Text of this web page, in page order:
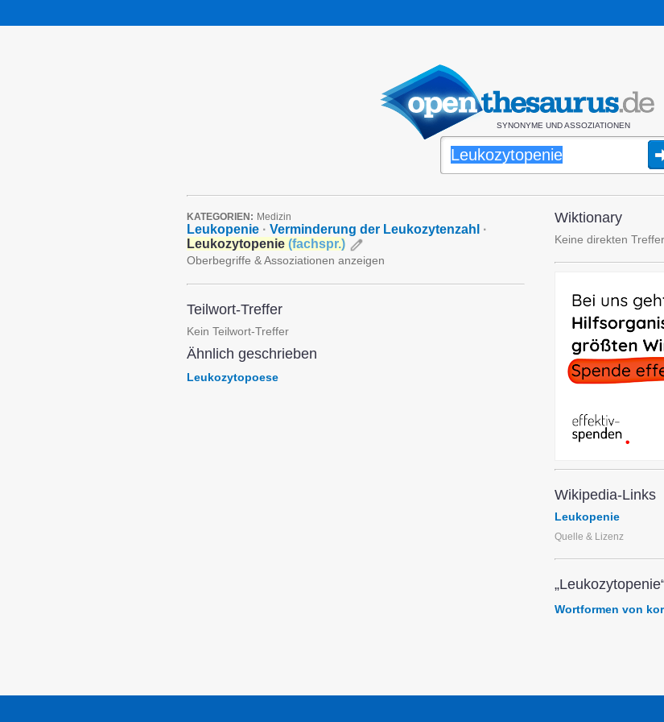
SYNONYME UND ASSOZIATIONEN
KATEGORIEN: Medizin
Leukopenie · Verminderung der Leukozytenzahl ·
Leukozytopenie (fachspr.)
Oberbegriffe & Assoziationen anzeigen
Teilwort-Treffer
Kein Teilwort-Treffer
Ähnlich geschrieben
Leukozytopoese
Wiktionary
Keine direkten Treffer
Wikipedia-Links
Leukopenie
Quelle & Lizenz
Wortformen von